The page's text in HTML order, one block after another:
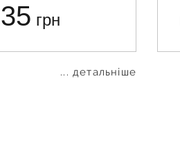
грн
... детальніше